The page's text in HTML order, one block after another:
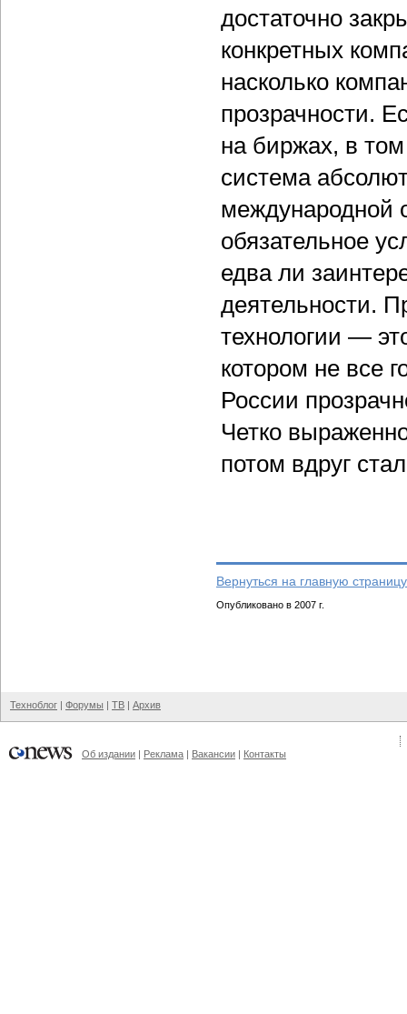
достаточно
конкретных
насколько
прозрачности.
на биржах, в
система
международной
обязательное
едва ли
деятельности.
технологии —
котором не все
России
Четко
потом вдруг
Вернуться на главную
Опубликовано в 2007 г.
Техноблог | Форумы | ТВ | Архив
Об издании | Реклама | Вакансии | Контакты